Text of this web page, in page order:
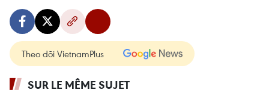
Theo dõi VietnamPlus
SUR LE MÊME SUJET